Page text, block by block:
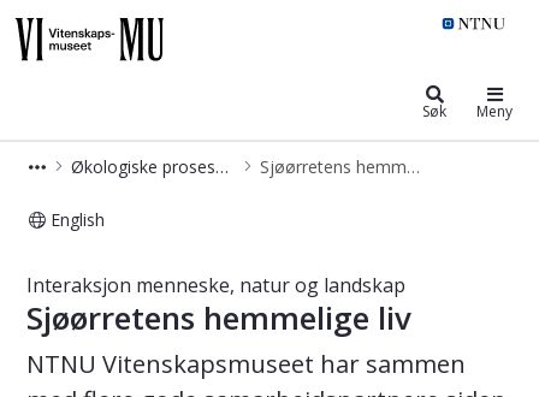
Søk Meny
Økologiske prosesser og arters utbredelse Sjøørretens hemmelige liv
English
Interaksjon menneske, natur og landskap
Sjøørretens hemmelige liv
NTNU Vitenskapsmuseet har sammen